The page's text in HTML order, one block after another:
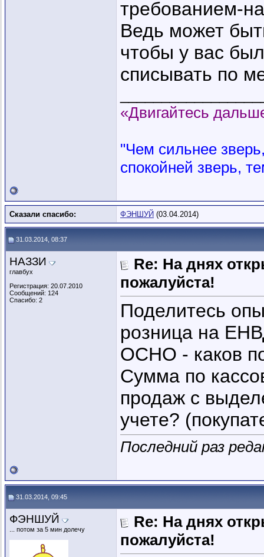
требованием-
Ведь может
чтобы у вас
списывать по
«Двигайтесь
"Чем сильнее
спокойней зверь,
Сказали спасибо: ФЭНШУЙ (03.04.2014)
31.03.2014, 08:37
НАЗЗИ
главбух
Регистрация: 20.07.2010
Сообщений: 124
Спасибо: 2
Re: На днях
пожалуйста!
Поделитесь
розница на
ОСНО - каков
Сумма по
продаж с
учете?
Последний раз
31.03.2014, 09:45
ФЭНШУЙ
... потом за 5 мин долечу
Re: На днях
пожалуйста!